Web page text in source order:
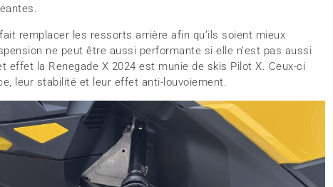
remplacer les ressorts arrière afin qu’ils soient mieux
ne peut être aussi performante si elle n’est pas aussi
effet la Renegade X 2024 est munie de skis Pilot X. Ceux-ci
leur stabilité et leur effet anti-louvoiement.